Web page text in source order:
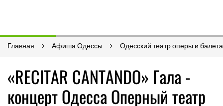
Главная Афиша Одессы Одесский театр оперы и балета
«RECITAR CANTANDO» Гала -
концерт Одесса Оперный театр